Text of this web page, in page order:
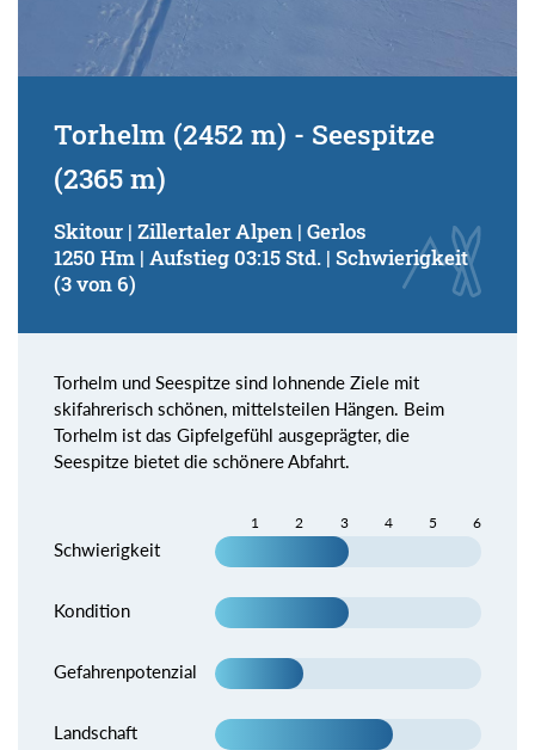
Torhelm (2452 m) - Seespitze
(2365 m)
Skitour | Zillertaler Alpen | Gerlos
1250 Hm | Aufstieg 03:15 Std. | Schwierigkeit
(3 von 6)
Torhelm und Seespitze sind lohnende Ziele mit
skifahrerisch schönen, mittelsteilen Hängen. Beim
Torhelm ist das Gipfelgefühl ausgeprägter, die
Seespitze bietet die schönere Abfahrt.
1 2 3 4 5 6
Schwierigkeit
Kondition
Gefahrenpotenzial
Landschaft